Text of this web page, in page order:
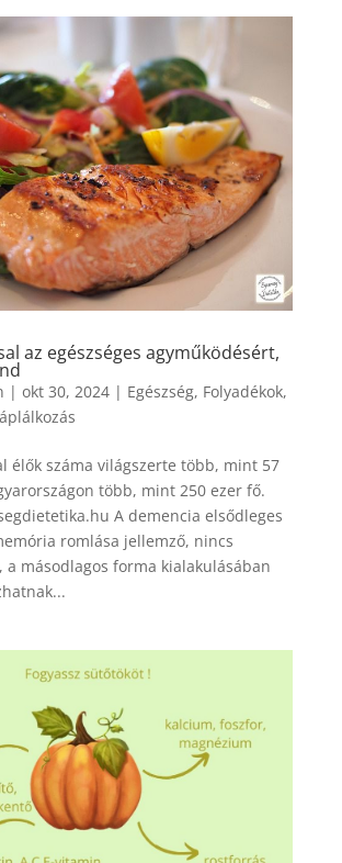
az egészséges agyműködésért,
| okt 30, 2024| Egészség, Folyadékok,
élők száma világszerte több, mint 57
több, mint 250 ezer fő.
A demencia elsődleges
romlása jellemző, nincs
a másodlagos forma kialakulásában